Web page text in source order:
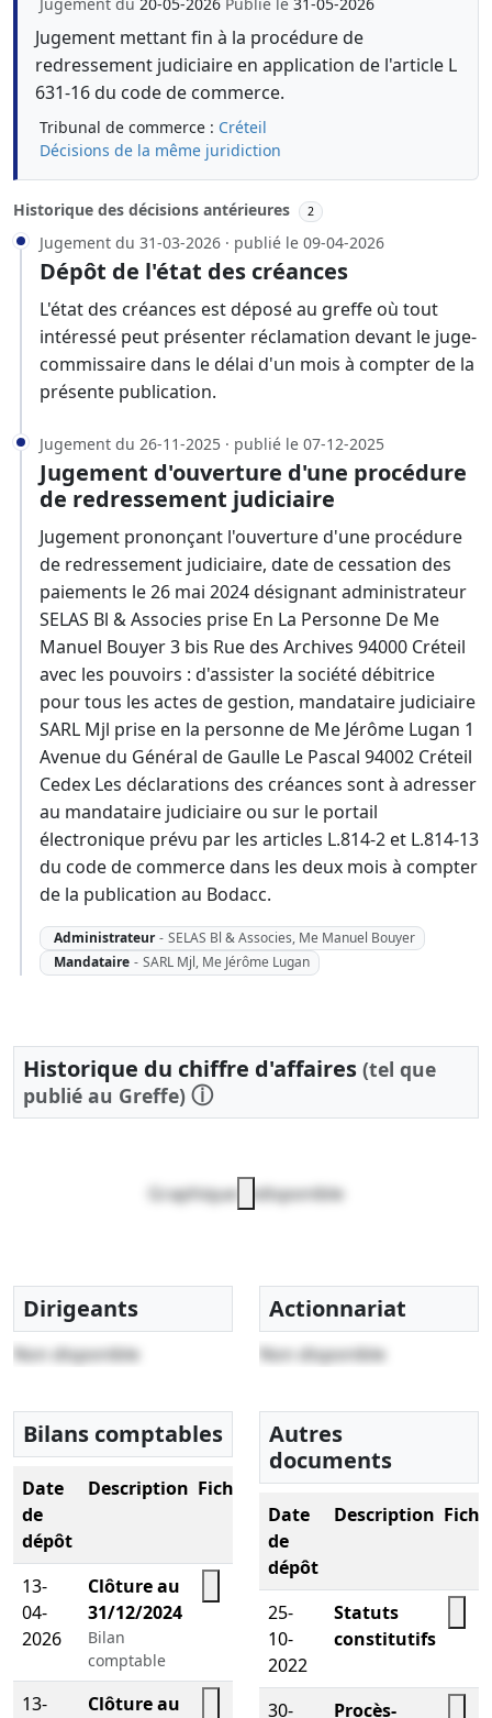
Jugement mettant fin à la procédure de
redressement judiciaire en application de l'article L
631-16 du code de commerce.
Tribunal de commerce : Créteil
Décisions de la même juridiction
Historique des décisions antérieures 2
Jugement du 31-03-2026 · publié le 09-04-2026
Dépôt de l'état des créances
L'état des créances est déposé au greffe où tout
intéressé peut présenter réclamation devant le juge-
commissaire dans le délai d'un mois à compter de la
présente publication.
Jugement du 26-11-2025 · publié le 07-12-2025
Jugement d'ouverture d'une procédure
de redressement judiciaire
Jugement prononçant l'ouverture d'une procédure
de redressement judiciaire, date de cessation des
paiements le 26 mai 2024 désignant administrateur
SELAS Bl & Associes prise En La Personne De Me
Manuel Bouyer 3 bis Rue des Archives 94000 Créteil
avec les pouvoirs : d'assister la société débitrice
pour tous les actes de gestion, mandataire judiciaire
SARL Mjl prise en la personne de Me Jérôme Lugan 1
Avenue du Général de Gaulle Le Pascal 94002 Créteil
Cedex Les déclarations des créances sont à adresser
au mandataire judiciaire ou sur le portail
électronique prévu par les articles L.814-2 et L.814-13
du code de commerce dans les deux mois à compter
de la publication au Bodacc.
Administrateur - SELAS Bl & Associes, Me Manuel Bouyer
Mandataire - SARL Mjl, Me Jérôme Lugan
Historique du chiffre d'affaires (tel que
publié au Greffe) ⓘ
Graphique indisponible
Dirigeants
Non disponible
Actionnariat
Non disponible
Bilans comptables
Date
de
dépôt
Description Fichier
13-
04-
2026
Clôture au
31/12/2024
Bilan
comptable
13-
Clôture au
Autres
documents
Date
de
dépôt
Description
25-
10-
2022
Statuts
constitutifs
30- Procès-